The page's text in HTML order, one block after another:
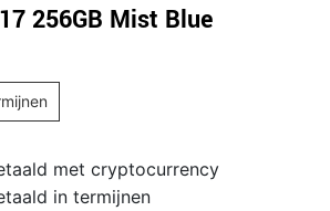
256GB Mist Blue
met cryptocurrency
in termijnen